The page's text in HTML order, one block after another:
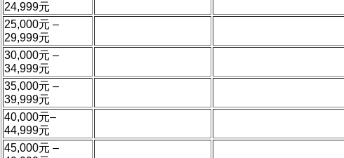
24,999元
25,000元 –
29,999元
30,000元 –
34,999元
35,000元 –
39,999元
40,000元–
44,999元
45,000元 –